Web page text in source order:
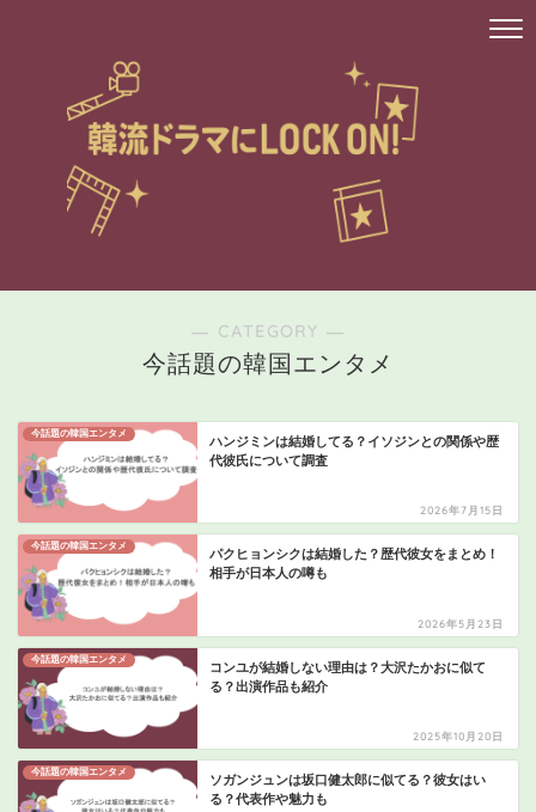
― CATEGORY ―
今話題の韓国エンタメ
今話題の韓国エンタメ
ハンジミンは結婚してる？イソジンとの関係や歴
代彼氏について調査
2026年7月15日
今話題の韓国エンタメ
パクヒョンシクは結婚した？歴代彼女をまとめ！
相手が日本人の噂も
2026年5月23日
今話題の韓国エンタメ
コンユが結婚しない理由は？大沢たかおに似て
る？出演作品も紹介
2025年10月20日
今話題の韓国エンタメ
ソガンジュンは坂口健太郎に似てる？彼女はい
る？代表作や魅力も